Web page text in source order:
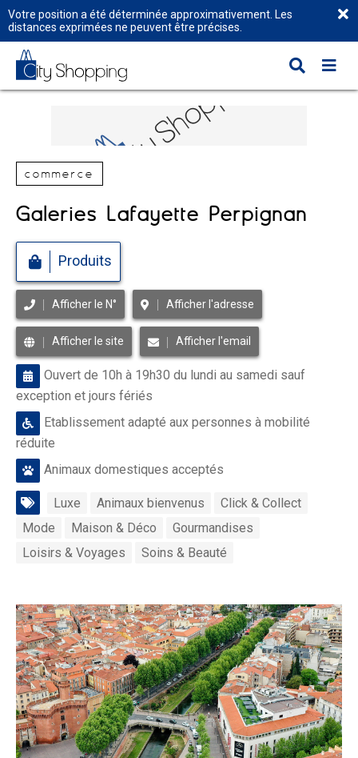
Votre position a été déterminée approximativement. Les
distances exprimées ne peuvent être précises.
commerce
Galeries Lafayette Perpignan
Produits
Afficher le N° Afficher l'adresse
Afficher le site Afficher l'email
Ouvert de 10h à 19h30 du lundi au samedi sauf
exception et jours fériés
Etablissement adapté aux personnes à mobilité
réduite
Animaux domestiques acceptés
Luxe Animaux bienvenus
Click & Collect
Mode
Maison & Déco
Gourmandises
Loisirs & Voyages
Soins & Beauté